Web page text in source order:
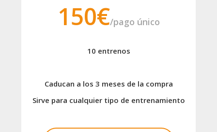
150€/pago único
10 entrenos
Caducan a los 3 meses de la compra
Sirve para cualquier tipo de entrenamiento